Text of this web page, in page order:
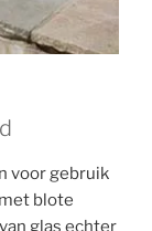
voor gebruik
blote
glas echter